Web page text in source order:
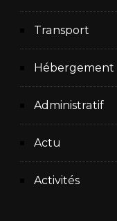
Transport
Hébergement
Administratif
Actu
Activités